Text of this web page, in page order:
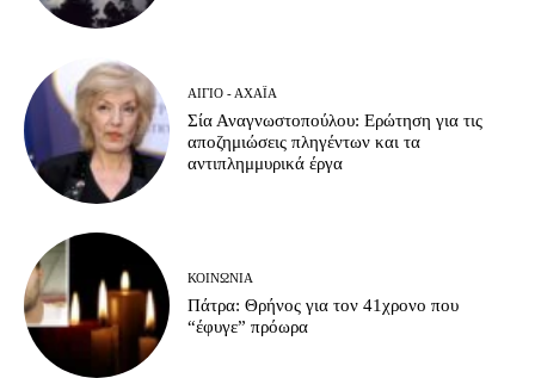
ΑΊΓΙΟ - ΑΧΑΪ́Α
Σία Αναγνωστοπούλου: Ερώτηση για τις
αποζημιώσεις πληγέντων και τα
αντιπλημμυρικά έργα
ΚΟΙΝΩΝΊΑ
Πάτρα: Θρήνος για τον 41χρονο που
“έφυγε” πρόωρα